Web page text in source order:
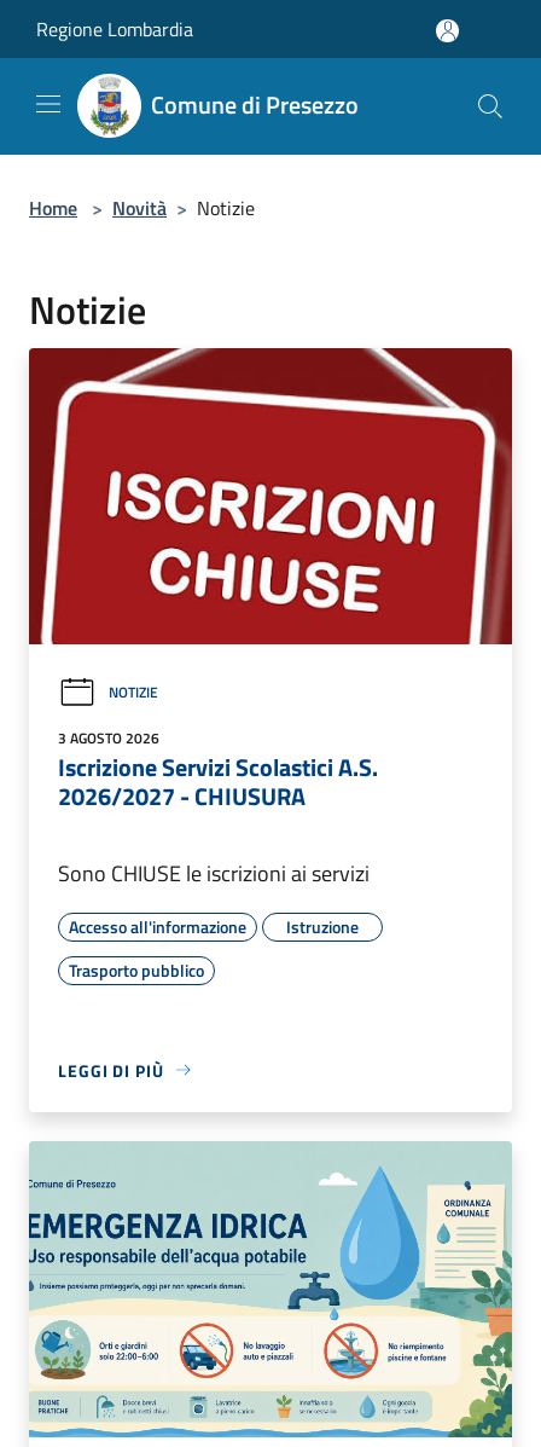
Regione Lombardia
Comune di Presezzo
Home > Novità > Notizie
Notizie
NOTIZIE
3 AGOSTO 2026
Iscrizione Servizi Scolastici A.S.
2026/2027 - CHIUSURA
Sono CHIUSE le iscrizioni ai servizi
Accesso all'informazione
Istruzione
Trasporto pubblico
LEGGI DI PIÙ